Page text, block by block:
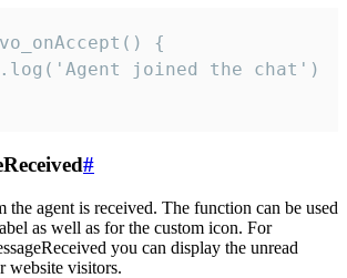
{
#
the agent is received. The function can be used
as well as for the custom icon. For
you can display the unread
website visitors.